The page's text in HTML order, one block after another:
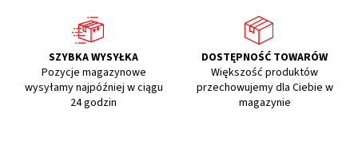
SZYBKA WYSYŁKA
Pozycje magazynowe
wysyłamy najpóźniej w ciągu
24 godzin
DOSTĘPNOŚĆ TOWARÓW
Większość produktów
przechowujemy dla Ciebie w
magazynie